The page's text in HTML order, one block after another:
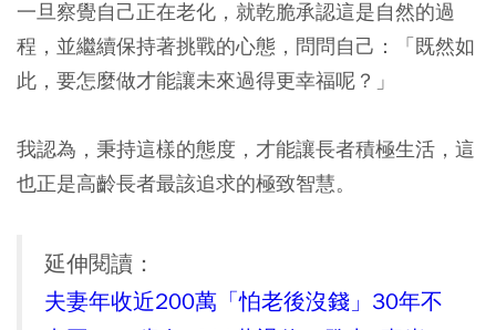
一旦察覺自己正在老化，就乾脆承認這是自然的過
程，並繼續保持著挑戰的心態，問問自己：「既然如
此，要怎麼做才能讓未來過得更幸福呢？」
我認為，秉持這樣的態度，才能讓長者積極生活，這
也正是高齡長者最該追求的極致智慧。
延伸閱讀：
夫妻年收近200萬「怕老後沒錢」30年不